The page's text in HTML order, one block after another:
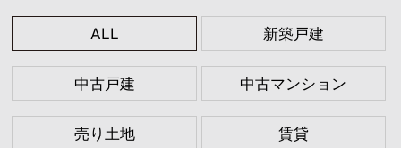
ALL 新築戸建
中古戸建 中古マンション
売り土地 賃貸